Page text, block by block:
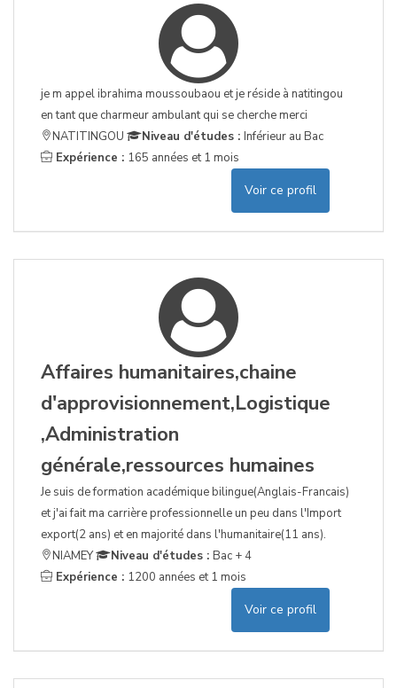
je m appel ibrahima moussoubaou et je réside à natitingou
en tant que charmeur ambulant qui se cherche merci
NATITINGOU
Niveau d'études : Inférieur au Bac
Expérience : 165 années et 1 mois
Voir ce profil
Affaires humanitaires,chaine
d'approvisionnement,Logistique
,Administration
générale,ressources humaines
Je suis de formation académique bilingue(Anglais-Francais)
et j'ai fait ma carrière professionnelle un peu dans l'Import
export(2 ans) et en majorité dans l'humanitaire(11 ans).
NIAMEY
Niveau d'études : Bac + 4
Expérience : 1200 années et 1 mois
Voir ce profil